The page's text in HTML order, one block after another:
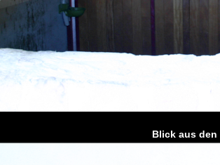
Blick aus den